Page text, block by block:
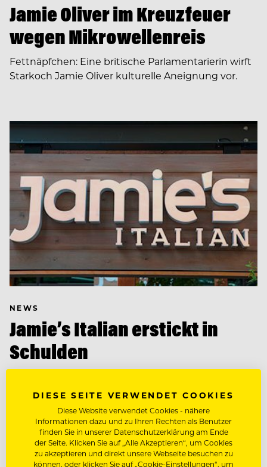
Jamie Oliver im Kreuzfeuer
wegen Mikrowellenreis
Fettnäpfchen: Eine britische Parlamentarierin wirft
Starkoch Jamie Oliver kulturelle Aneignung vor.
NEWS
Jamie’s Italian erstickt in
Schulden
Imperium des britischen Superstars Jamie Oliver in
retten.
DIESE SEITE VERWENDET COOKIES
Diese Website verwendet Cookies - nähere
Informationen dazu und zu Ihren Rechten als Benutzer
finden Sie in unserer Datenschutzerklärung am Ende
der Seite. Klicken Sie auf „Alle Akzeptieren“, um Cookies
zu akzeptieren und direkt unsere Webseite besuchen zu
können, oder klicken Sie auf „Cookie-Einstellungen“, um